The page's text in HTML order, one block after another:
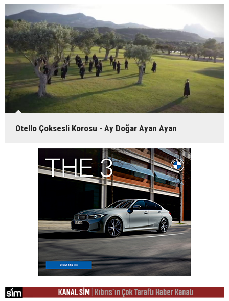
Otello Çoksesli Korosu - Ay Doğar Ayan Ayan